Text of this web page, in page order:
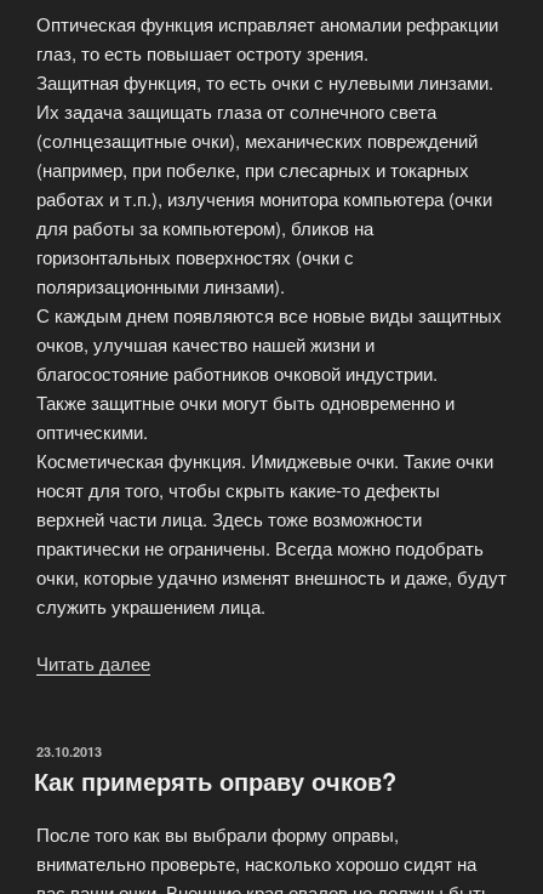
Оптическая функция исправляет аномалии рефракции
глаз, то есть повышает остроту зрения.
Защитная функция, то есть очки с нулевыми линзами.
Их задача защищать глаза от солнечного света
(солнцезащитные очки), механических повреждений
(например, при побелке, при слесарных и токарных
работах и т.п.), излучения монитора компьютера (очки
для работы за компьютером), бликов на
горизонтальных поверхностях (очки с
поляризационными линзами).
С каждым днем появляются все новые виды защитных
очков, улучшая качество нашей жизни и
благосостояние работников очковой индустрии.
Также защитные очки могут быть одновременно и
оптическими.
Косметическая функция. Имиджевые очки. Такие очки
носят для того, чтобы скрыть какие-то дефекты
верхней части лица. Здесь тоже возможности
практически не ограничены. Всегда можно подобрать
очки, которые удачно изменят внешность и даже, будут
служить украшением лица.
Читать далее
удобную
ОПУБЛИКОВАНО
23.10.2013
Как примерять оправу очков?
После того как вы выбрали форму оправы,
внимательно проверьте, насколько хорошо сидят на